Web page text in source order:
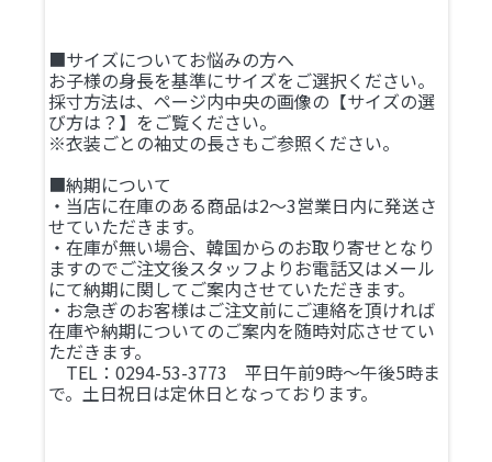
■サイズについてお悩みの方へ
お子様の身長を基準にサイズをご選択ください。
採寸方法は、ページ内中央の画像の【サイズの選
び方は？】をご覧ください。
※衣装ごとの袖丈の長さもご参照ください。
■納期について
・当店に在庫のある商品は2～3営業日内に発送さ
せていただきます。
・在庫が無い場合、韓国からのお取り寄せとなり
ますのでご注文後スタッフよりお電話又はメール
にて納期に関してご案内させていただきます。
・お急ぎのお客様はご注文前にご連絡を頂ければ
在庫や納期についてのご案内を随時対応させてい
ただきます。
TEL：0294-53-3773 平日午前9時～午後5時ま
で。土日祝日は定休日となっております。